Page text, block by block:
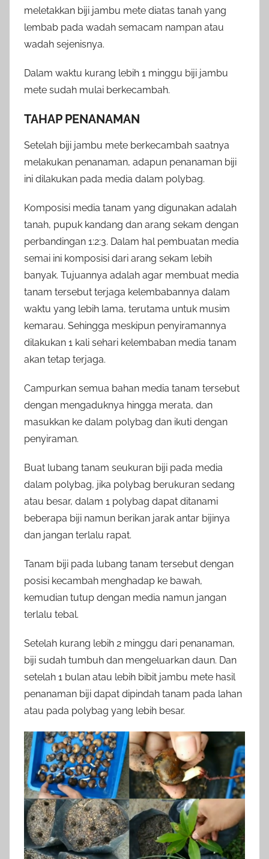
meletakkan biji jambu mete diatas tanah yang
lembab pada wadah semacam nampan atau
wadah sejenisnya.
Dalam waktu kurang lebih 1 minggu biji jambu
mete sudah mulai berkecambah.
TAHAP PENANAMAN
Setelah biji jambu mete berkecambah saatnya
melakukan penanaman, adapun penanaman biji
ini dilakukan pada media dalam polybag.
Komposisi media tanam yang digunakan adalah
tanah, pupuk kandang dan arang sekam dengan
perbandingan 1:2:3. Dalam hal pembuatan media
semai ini komposisi dari arang sekam lebih
banyak. Tujuannya adalah agar membuat media
tanam tersebut terjaga kelembabannya dalam
waktu yang lebih lama, terutama untuk musim
kemarau. Sehingga meskipun penyiramannya
dilakukan 1 kali sehari kelembaban media tanam
akan tetap terjaga.
Campurkan semua bahan media tanam tersebut
dengan mengaduknya hingga merata, dan
masukkan ke dalam polybag dan ikuti dengan
penyiraman.
Buat lubang tanam seukuran biji pada media
dalam polybag, jika polybag berukuran sedang
atau besar, dalam 1 polybag dapat ditanami
beberapa biji namun berikan jarak antar bijinya
dan jangan terlalu rapat.
Tanam biji pada lubang tanam tersebut dengan
posisi kecambah menghadap ke bawah,
kemudian tutup dengan media namun jangan
terlalu tebal.
Setelah kurang lebih 2 minggu dari penanaman,
biji sudah tumbuh dan mengeluarkan daun. Dan
setelah 1 bulan atau lebih bibit jambu mete hasil
penanaman biji dapat dipindah tanam pada lahan
atau pada polybag yang lebih besar.